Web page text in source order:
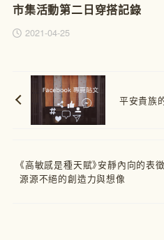
市集活動第二日穿搭記錄
2021-04-25
平安貴族
《高敏感是種天賦》安靜內向的表
源源不絕的創造力與想像